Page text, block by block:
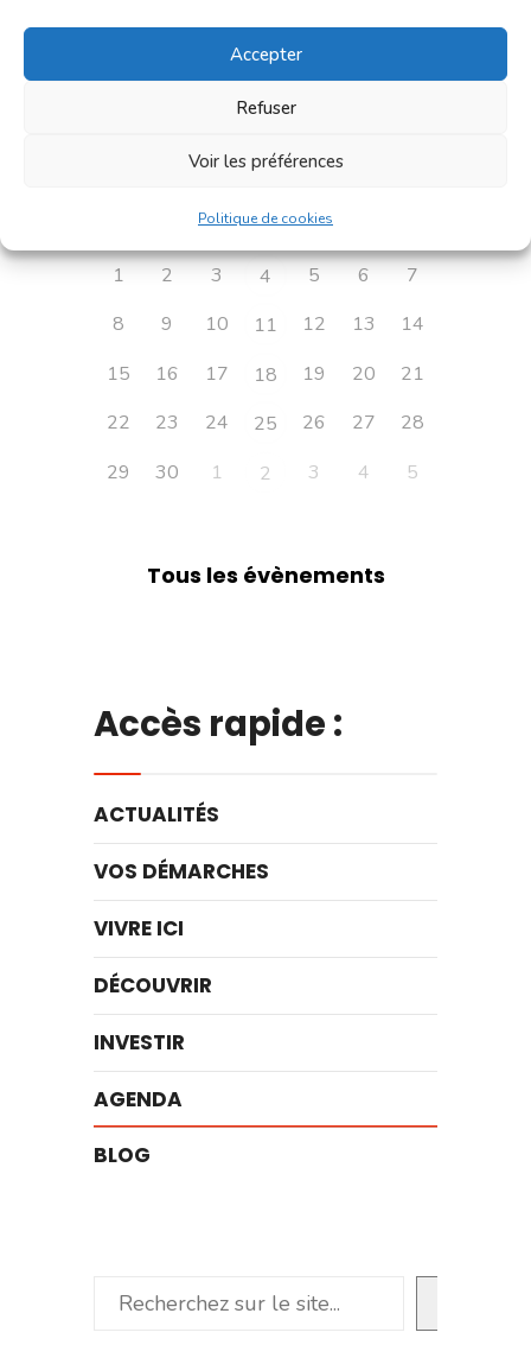
Accepter
Refuser
Voir les préférences
Politique de cookies
Calendrier des
évènements :
M J V
1 2 3 4 5 6
7
8
9 10 11 12 13
14
15
16 17 18 19 20
21
22
23 24 25 26 27
28
29
30 1 2 3 4 5
Tous les évènements
Accès rapide :
ACTUALITÉS
VOS DÉMARCHES
VIVRE ICI
DÉCOUVRIR
INVESTIR
AGENDA
BLOG
Rechercher